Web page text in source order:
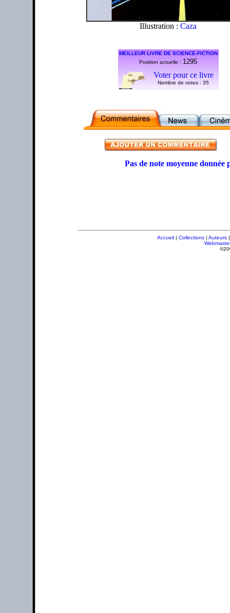
Illustration : Caza
MEILLEUR LIVRE DE SCIENCE-FICTION
Position actuelle : 1295
Voter pour ce livre
Nombre de votes : 35
Pas de note moyenne
Accueil | Collections | Auteurs